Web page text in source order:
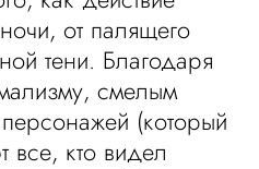
от палящего
тени. Благодаря
смелым
(который
все, кто видел